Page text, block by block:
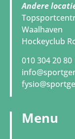
Andere
Waalhaven
Hockeyclub
010 304 20 80
Menu